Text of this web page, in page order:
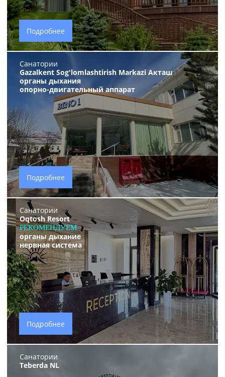
Подробнее
Санатории
Gazalkent Sog'lomlashtirish Markazi Акташ
органы дыхания
опорно-двигательный аппарат
Подробнее
Санатории
Oqtosh Resort
РЕКОМЕНДУЕМ
органы дыхание
нервная система
Подробнее
Санатории
Teberda NL